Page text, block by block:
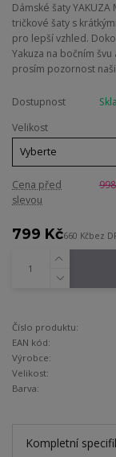
Dámské šaty YAKUZA
tričkové šaty s
pro lepší vzhled.
Yakuza na bočním
prosím pozornost
Dostupnost
Velikost
Cena před
slevou
799 Kč660 Kčbez
Číslo produktu:
EAN kód:
Výrobce:
Velikost:
Barva:
Kompletní